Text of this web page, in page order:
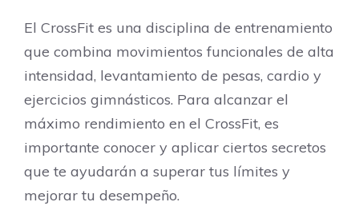
El CrossFit es una disciplina de entrenamiento
que combina movimientos funcionales de alta
intensidad, levantamiento de pesas, cardio y
ejercicios gimnásticos. Para alcanzar el
máximo rendimiento en el CrossFit, es
importante conocer y aplicar ciertos secretos
que te ayudarán a superar tus límites y
mejorar tu desempeño.